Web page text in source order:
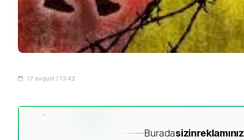
17 avqust / 13:42
Buradasizinreklamınız